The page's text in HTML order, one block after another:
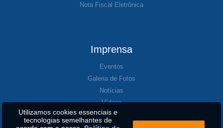
Nota Fiscal Eletrônica
Imprensa
Eventos
Galeria de Fotos
Notícias
Vídeos
Utilizamos cookies essenciais e
tecnologias semelhantes de